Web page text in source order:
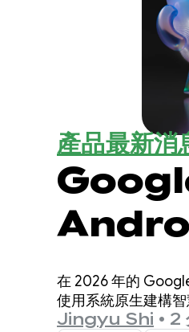
產品最新消
慧體驗
在 2026 年的
使用系統原生建構
Jingyu Shi • 2